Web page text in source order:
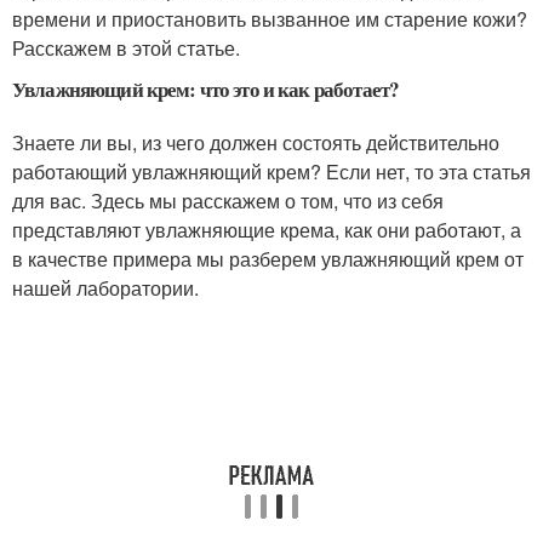
времени и приостановить вызванное им старение кожи?
Расскажем в этой статье.
Увлажняющий крем: что это и как работает?
Знаете ли вы, из чего должен состоять действительно
работающий увлажняющий крем? Если нет, то эта статья
для вас. Здесь мы расскажем о том, что из себя
представляют увлажняющие крема, как они работают, а
в качестве примера мы разберем увлажняющий крем от
нашей лаборатории.